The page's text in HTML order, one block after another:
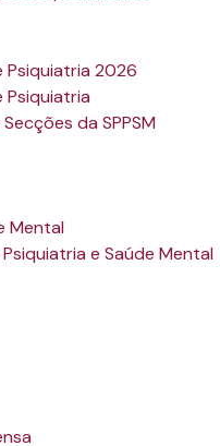
Psiquiatria 2026
Psiquiatria
da SPPSM
Mental
e Saúde Mental